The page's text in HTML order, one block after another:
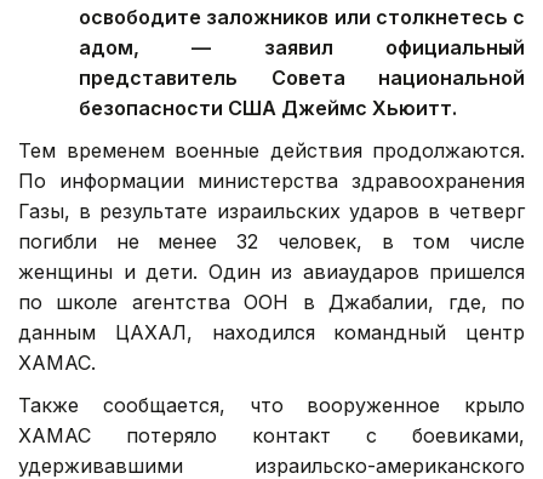
освободите заложников или столкнетесь с
адом, — заявил официальный
представитель Совета национальной
безопасности США Джеймс Хьюитт.
Тем временем военные действия продолжаются.
По информации министерства здравоохранения
Газы, в результате израильских ударов в четверг
погибли не менее 32 человек, в том числе
женщины и дети. Один из авиаударов пришелся
по школе агентства ООН в Джабалии, где, по
данным ЦАХАЛ, находился командный центр
ХАМАС.
Также сообщается, что вооруженное крыло
ХАМАС потеряло контакт с боевиками,
удерживавшими израильско-американского